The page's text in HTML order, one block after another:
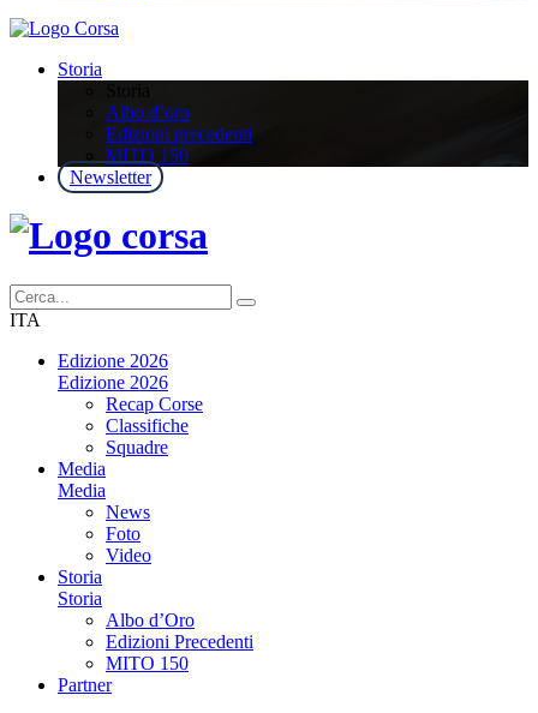
Storia
Albo d’oro
Edizioni precedenti
MITO 150
Newsletter
ITA
Edizione 2026
Edizione 2026
Recap Corse
Classifiche
Squadre
Media
Media
News
Foto
Video
Storia
Storia
Albo d’Oro
Edizioni Precedenti
MITO 150
Partner